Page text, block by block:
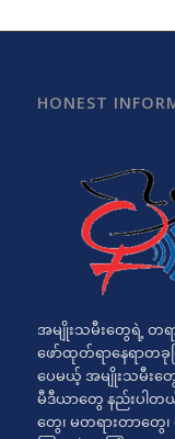
HONEST
အမျိုးသမီးတွေရဲ့ တရ
ဖော်ထုတ်ရာနေရာတခု
ပေမယ့် အမျိုးသမီး
မီဒီယာတွေ နည်းပါတ
တွေ၊ မတရားတာတွ